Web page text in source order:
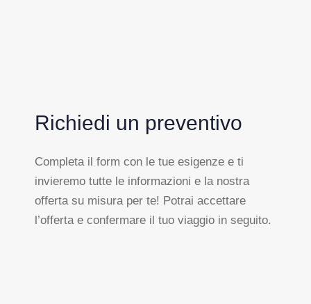
Richiedi un preventivo
Completa il form con le tue esigenze e ti
invieremo tutte le informazioni e la nostra
offerta su misura per te! Potrai accettare
l’offerta e confermare il tuo viaggio in seguito.